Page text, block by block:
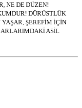
NE DE DÜZEN!
DÜRÜSTLÜK
ŞEREFİM İÇİN
ASİL